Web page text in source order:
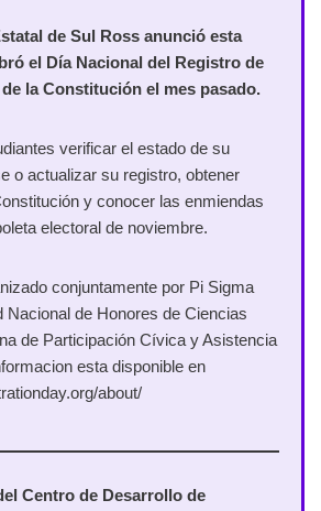
de Sul Ross anunció esta
el Día Nacional del Registro de
la Constitución el mes pasado.
verificar el estado de su
o actualizar su registro, obtener
y conocer las enmiendas
electoral de noviembre.
conjuntamente por Pi Sigma
Nacional de Honores de Ciencias
de Participación Cívica y Asistencia
esta disponible en
about/
Centro de Desarrollo de